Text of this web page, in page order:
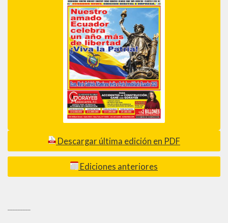
Descargar última edición en PDF
Ediciones anteriores